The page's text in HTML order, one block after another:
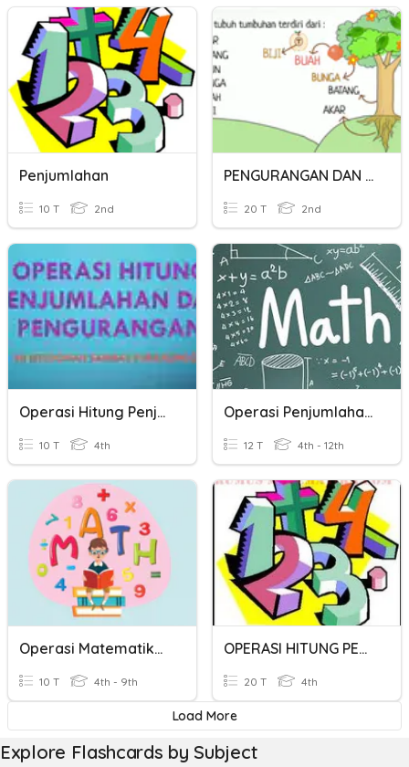
Penjumlahan
10 T 2nd
PENGURANGAN DAN PENJUMLAHAN
20 T 2nd
Operasi Hitung Penjumlahan Dan Pengurangan
10 T 4th
Operasi Penjumlahan Dan Pengurangan
12 T 4th - 12th
Operasi Matematika (perkalian, Pembagian, Penjumlahan, Penguran
10 T 4th - 9th
OPERASI HITUNG PENJUMLAHAN BILANGAN CACAH
20 T 4th
Load More
Explore Flashcards by Subject